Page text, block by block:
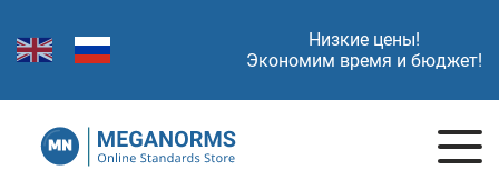
Низкие цены!
Экономим время и бюджет!